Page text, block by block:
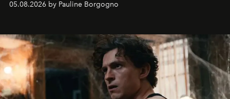
05.08.2026 by Pauline Borgogno